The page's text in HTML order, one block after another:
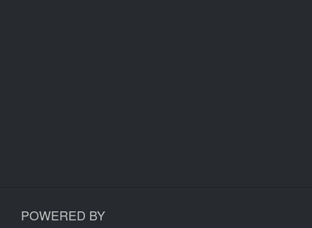
POWERED BY